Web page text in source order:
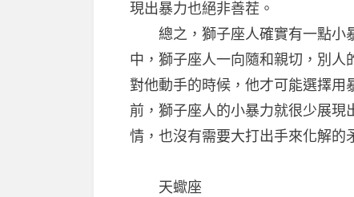
現出暴力也絕非善茬。
總之，獅子座人確實有一點小
中，獅子座人一向隨和親切，別
對他動手的時候，他才可能選擇用
前，獅子座人的小暴力就很少展
情，也沒有需要大打出手來化解的
天蠍座